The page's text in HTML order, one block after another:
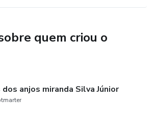
você aprenderá como um Trader
em especial, respeitando os três
Douglas ensina em sua obra " o
quem criou o
dos anjos miranda Silva Júnior